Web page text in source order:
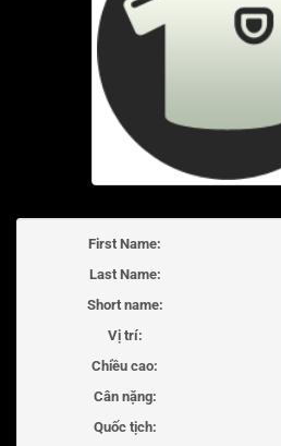
First Name:
Last Name:
Short name:
Vị trí:
Chiều cao:
Cân nặng:
Quốc tịch: